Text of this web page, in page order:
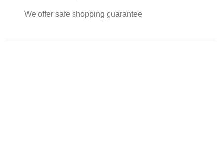
We offer safe shopping guarantee